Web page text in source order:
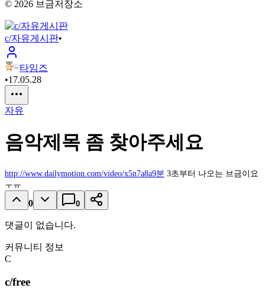
© 2026 브금저장소
c/자유게시판•
타임즈
•17.05.28
자유
음악제목 좀 찾아주세요
http://www.dailymotion.com/video/x5n7a8a9분 3초부터 나오는 브금이요
ㅜㅠ
0 0
댓글이 없습니다.
커뮤니티 정보
C
c/free